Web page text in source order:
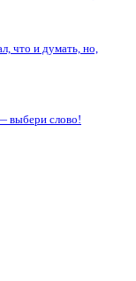
что и думать, но,
выбери слово!